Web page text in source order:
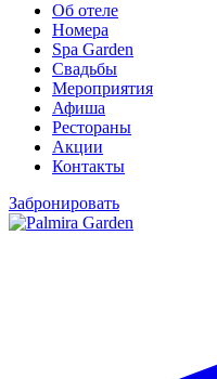
Об отеле
Номера
Spa Garden
Свадьбы
Мероприятия
Афиша
Рестораны
Акции
Контакты
Забронировать